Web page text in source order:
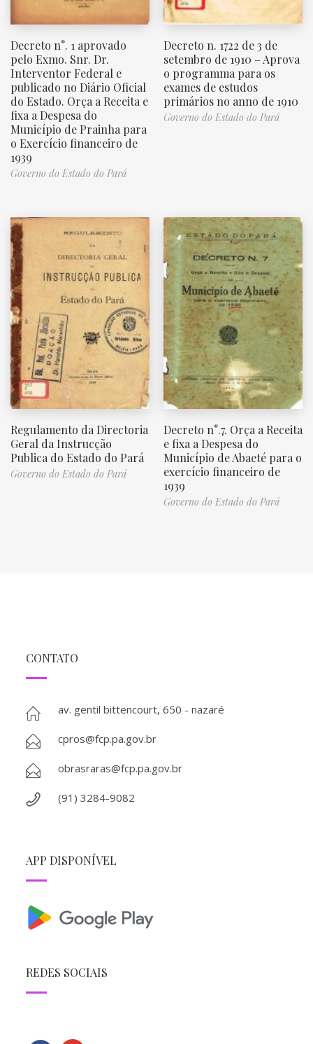
Decreto n°. 1 aprovado
pelo Exmo. Snr. Dr.
Interventor Federal e
publicado no Diário Oficial
do Estado. Orça a Receita e
fixa a Despesa do
Município de Prainha para
o Exercício financeiro de
1939
Governo do Estado do Pará
Decreto n. 1722 de 3 de
setembro de 1910 – Aprova
o programma para os
exames de estudos
primários no anno de 1910
Governo do Estado do Pará
Regulamento da Directoria
Geral da Instrucção
Publica do Estado do Pará
Governo do Estado do Pará
Decreto n°.7. Orça a Receita
e fixa a Despesa do
Município de Abaeté para o
exercício financeiro de
1939
Governo do Estado do Pará
CONTATO
av. gentil bittencourt, 650 - nazaré
cpros@fcp.pa.gov.br
obrasraras@fcp.pa.gov.br
(91) 3284-9082
APP DISPONÍVEL
REDES SOCIAIS